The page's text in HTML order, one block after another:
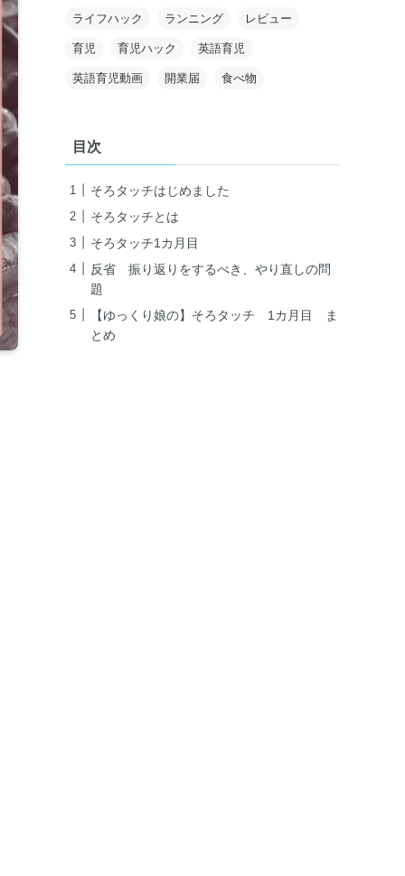
ライフハック ランニング レビュー
育児 育児ハック 英語育児
英語育児動画 開業届 食べ物
目次
そろタッチはじめました
そろタッチとは
そろタッチ1カ月目
反省 振り返りをするべき、やり直しの問
題
【ゆっくり娘の】そろタッチ 1カ月目 ま
とめ